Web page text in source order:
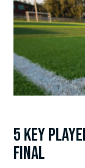
5 Key
Final